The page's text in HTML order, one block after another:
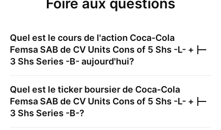
Foire aux questions
Quel est le cours de l'action Coca-Cola
Femsa SAB de CV Units Cons of 5 Shs -L- +
3 Shs Series -B-aujourd'hui?
Quel est le ticker boursier de Coca-Cola
Femsa SAB de CV Units Cons of 5 Shs -L- +
3 Shs Series -B-?